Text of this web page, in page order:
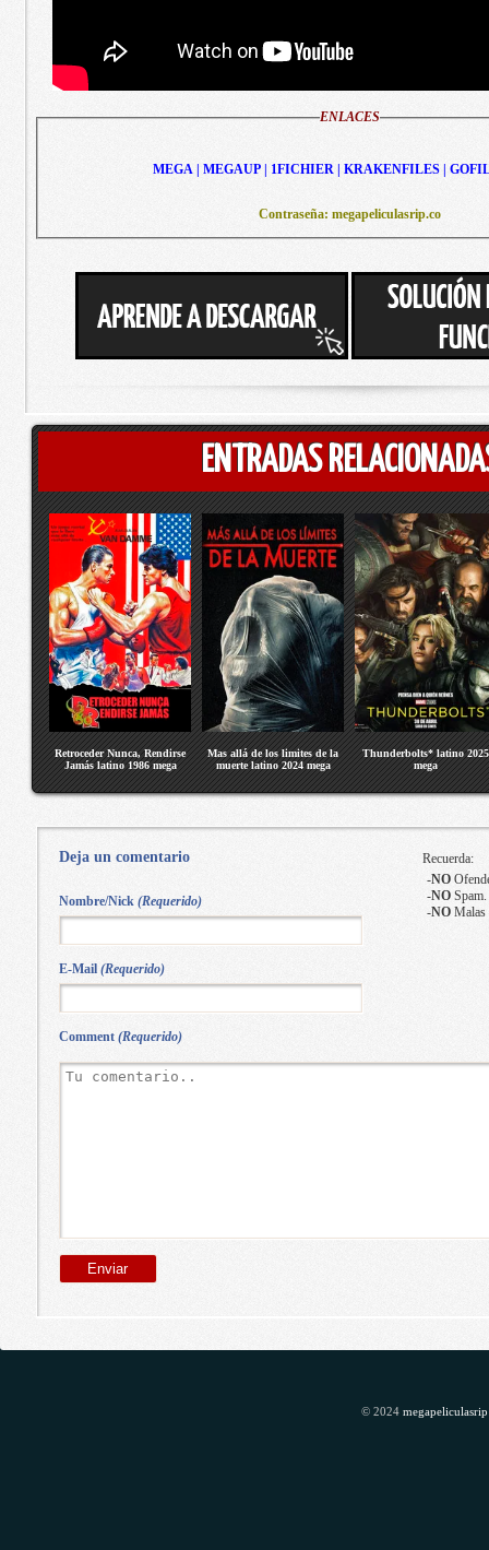
ENLACES
MEGA | MEGAUP | 1FICHIER | KRAKENFILES |
Contraseña: megapeliculasrip.co
ENTRADAS
Retroceder Nunca, Rendirse
Jamás latino 1986 mega
Mas allá de los limites de la
muerte latino 2024 mega
Thunderbolts* latino 2025
mega
Deja un comentario
Comment (Requerido)
Recuerda:
-NO
-NOSpam.
-NOMalas
Nombre/Nick (Requerido)
E-Mail (Requerido)
© 2024 megapeliculasrip